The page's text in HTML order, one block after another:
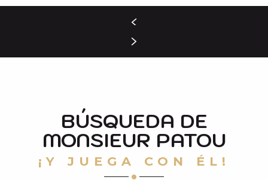
BÚSQUEDA DE
MONSIEUR PATOU
¡Y JUEGA CON ÉL!